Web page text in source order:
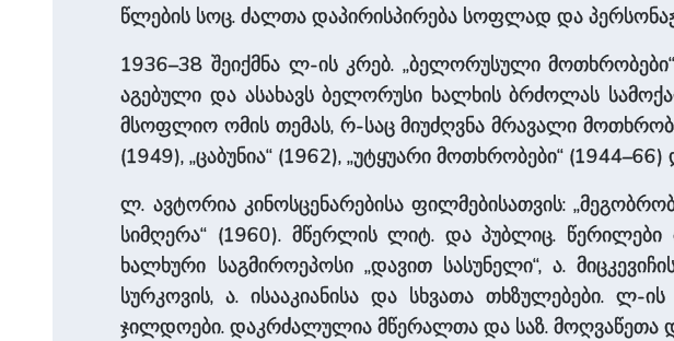
წლების სოც. ძალთა დაპირისპირება სოფლად და
1936–38 შეიქმნა ლ-ის კრებ. „ბელორუსული მოთხრობები“
აგებული და ასახავს ბელორუსი ხალხის ბრძოლას
მსოფლიო ომის თემას, რ-საც მიუძღვნა მრავალი
(1949), „ცაბუნია“ (1962), „უტყუარი მოთხრობები“ (1944–66)
ლ. ავტორია კინოსცენარებისა ფილმებისათვის:
სიმღერა“ (1960). მწერლის ლიტ. და პუბლიც. წერილები
ხალხური საგმიროეპოსი „დავით სასუნელი“, ა.
სურკოვის, ა. ისააკიანისა და სხვათა თხზულებები. ლ-
ჯილდოები. დაკრძალულია მწერალთა და საზ. მოღვაწეთა